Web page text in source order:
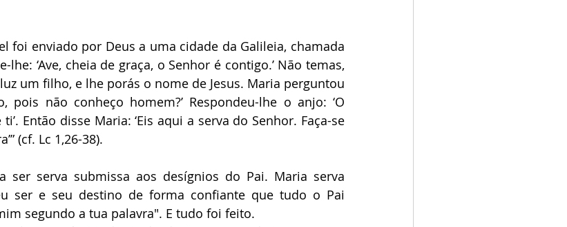
foi enviado por Deus a uma cidade da Galileia, chamada
lhe: ‘Ave, cheia de graça, o Senhor é contigo.’ Não temas,
um filho, e lhe porás o nome de Jesus. Maria perguntou
pois não conheço homem?’ Respondeu-lhe o anjo: ‘O
Então disse Maria: ‘Eis aqui a serva do Senhor. Faça-se
(cf. Lc 1,26-38).
ser serva submissa aos desígnios do Pai. Maria serva
ser e seu destino de forma confiante que tudo o Pai
segundo a tua palavra". E tudo foi feito.